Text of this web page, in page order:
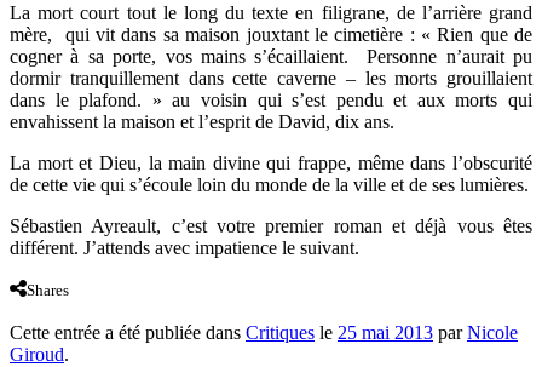
La mort court tout le long du texte en filigrane, de l’arrière grand
mère, qui vit dans sa maison jouxtant le cimetière : « Rien que de
cogner à sa porte, vos mains s’écaillaient. Personne n’aurait pu
dormir tranquillement dans cette caverne – les morts grouillaient
dans le plafond. » au voisin qui s’est pendu et aux morts qui
envahissent la maison et l’esprit de David, dix ans.
La mort et Dieu, la main divine qui frappe, même dans l’obscurité
de cette vie qui s’écoule loin du monde de la ville et de ses lumières.
Sébastien Ayreault, c’est votre premier roman et déjà vous êtes
différent. J’attends avec impatience le suivant.
Shares
Cette entrée a été publiée dans Critiques le 25 mai 2013 parNicole
Giroud.